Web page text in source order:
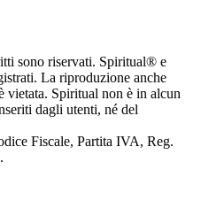
sono riservati. Spiritual® e
La riproduzione anche
vietata. Spiritual non è in alcun
dagli utenti, né del
Fiscale, Partita IVA, Reg.